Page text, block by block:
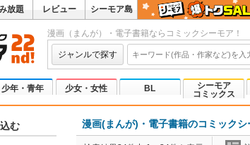
放題 レビュー シーモア島
漫画（まんが）・電子書籍ならコミックシーモア！
ジャンルで探す
少年・青年 少女・女性 BL
シーモア
コミックス
む 漫画(まんが)・電子書籍のコミックシ